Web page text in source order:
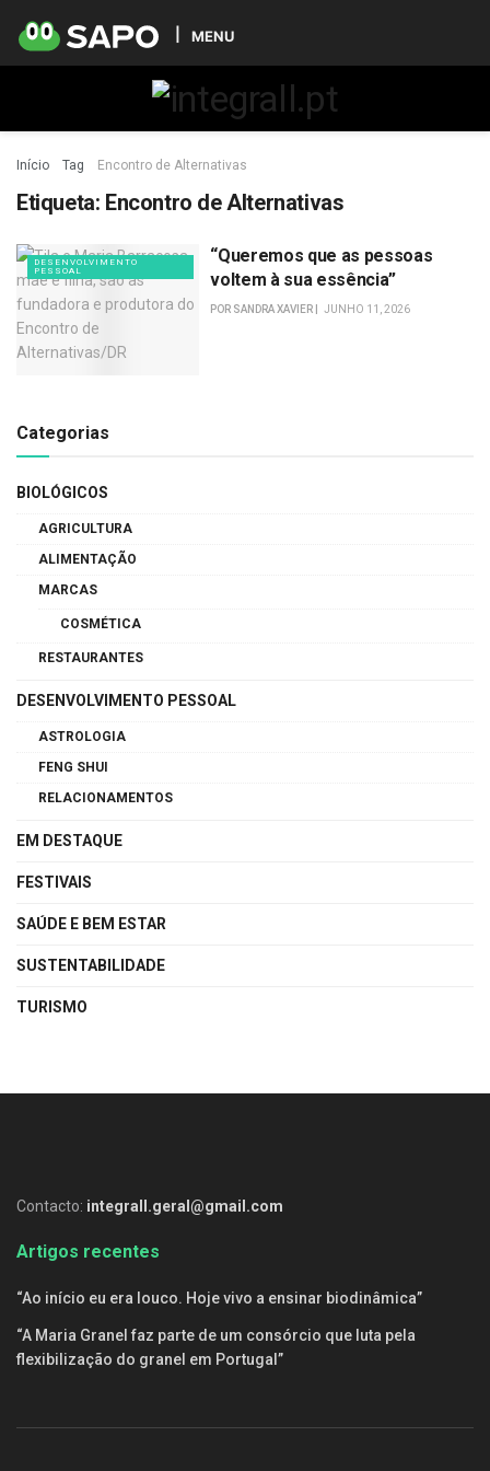
MENU
Início Tag Encontro de Alternativas
Etiqueta: Encontro de Alternativas
DESENVOLVIMENTO
PESSOAL
“Queremos que as pessoas
voltem à sua essência”
POR SANDRA XAVIER JUNHO 11, 2026
Categorias
BIOLÓGICOS
AGRICULTURA
ALIMENTAÇÃO
MARCAS
COSMÉTICA
RESTAURANTES
DESENVOLVIMENTO PESSOAL
ASTROLOGIA
FENG SHUI
RELACIONAMENTOS
EM DESTAQUE
FESTIVAIS
SAÚDE E BEM ESTAR
SUSTENTABILIDADE
TURISMO
Contacto: integrall.geral@gmail.com
Artigos recentes
“Ao início eu era louco. Hoje vivo a ensinar biodinâmica”
“A Maria Granel faz parte de um consórcio que luta pela
flexibilização do granel em Portugal”